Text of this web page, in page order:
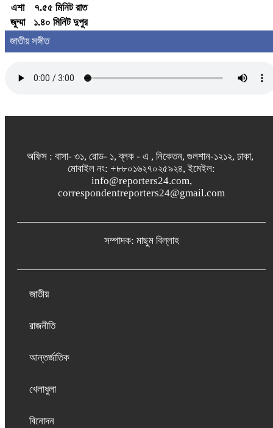
খবর
এশা
৭.৫৫ মিনিট রাত
জুম্মা
১.৪০ মিনিট দুপুর
জাতীয় সঙ্গীত
অফিস : বাসা- ৩১, রোড- ১, ব্লক - এ , নিকেতন, গুলশান-১২১২, ঢাকা,
মোবাইল নং: +৮৮০১৬২৭০২৫৯২৪, ইমেইল:
info@reporters24.com,
correspondentreporters24@gmail.com
সম্পাদক: মাছুম বিল্লাহ
জাতীয়
রাজনীতি
আন্তর্জাতিক
খেলাধুলা
বিনোদন